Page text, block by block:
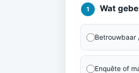
1 Wat
Enquête of